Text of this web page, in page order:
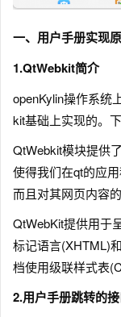
一、用户手册实现
1.QtWebkit简介
openKylin操作系统
kit基础上实现的。
QtWebkit模块提供
使得我们在qt的应
而且对其网页内容
QtWebKit提供用于
标记语言(XHTML)
档使用级联样式表
2.用户手册跳转的